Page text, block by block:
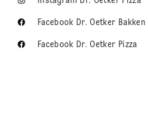
Facebook Dr. Oetker Bakken
Facebook Dr. Oetker Pizza